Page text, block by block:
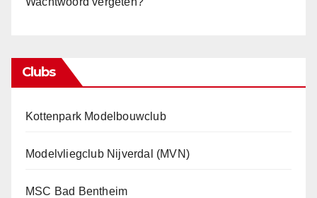
Clubs
Kottenpark Modelbouwclub
Modelvliegclub Nijverdal (MVN)
MSC Bad Bentheim